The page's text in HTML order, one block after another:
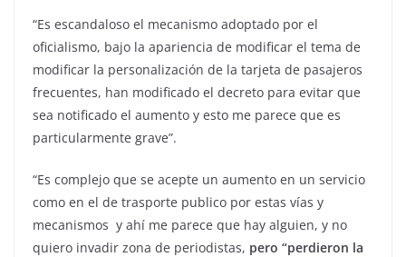
“Es escandaloso el mecanismo adoptado por el
oficialismo, bajo la apariencia de modificar el tema de
modificar la personalización de la tarjeta de pasajeros
frecuentes, han modificado el decreto para evitar que
sea notificado el aumento y esto me parece que es
particularmente grave”.
“Es complejo que se acepte un aumento en un servicio
como en el de trasporte publico por estas vías y
mecanismos y ahí me parece que hay alguien, y no
quiero invadir zona de periodistas, pero “perdieron la